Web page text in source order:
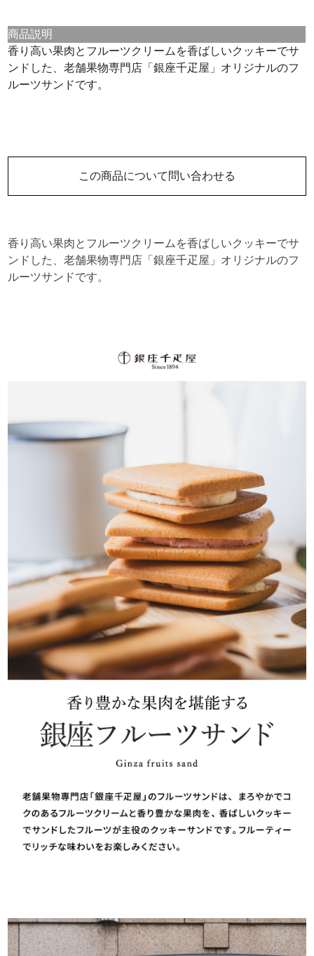
この商品について問い合わせる
香り高い果肉とフルーツクリームを香ばしいクッキーでサ
ンドした、老舗果物専門店「銀座千疋屋」オリジナルのフ
ルーツサンドです。
商品説明
香り高い果肉とフルーツクリームを香ばしいクッキーでサ
ンドした、老舗果物専門店「銀座千疋屋」オリジナルのフ
ルーツサンドです。